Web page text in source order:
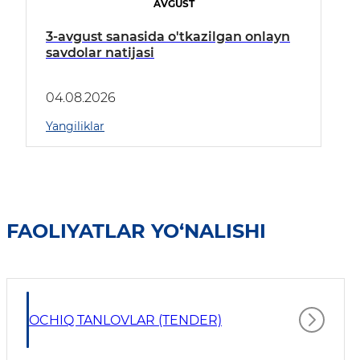
AVGUST
3-avgust sanasida o'tkazilgan onlayn
savdolar natijasi
04.08.2026
Yangiliklar
FAOLIYATLAR YO‘NALISHI
OCHIQ TANLOVLAR (TENDER)